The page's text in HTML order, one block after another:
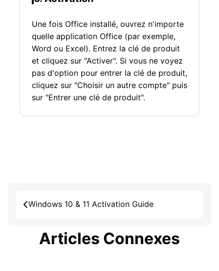
Une fois Office installé, ouvrez n'importe
quelle application Office (par exemple,
Word ou Excel). Entrez la clé de produit
et cliquez sur "Activer". Si vous ne voyez
pas d'option pour entrer la clé de produit,
cliquez sur "Choisir un autre compte" puis
sur "Entrer une clé de produit".
Windows 10 & 11 Activation Guide
Articles Connexes